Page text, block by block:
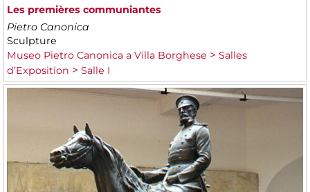
Les premières communiantes
Pietro Canonica
Sculpture
Museo Pietro Canonica a Villa Borghese
Salles
d’Exposition
Salle I